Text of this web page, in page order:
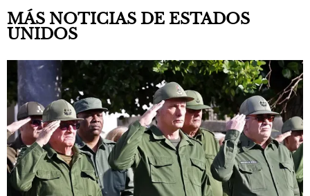
MÁS NOTICIAS DE ESTADOS
UNIDOS